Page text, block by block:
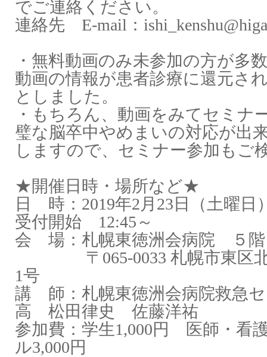
でご連絡ください。
連絡先 E-mail ：
・無料動画のみ未参加の方が多
動画の情報が患者診療に還元さ
としました。
・もちろん、動画をみてセミナ
璧な脳卒中やめまいの対応が出
しますので、セミナー参加もご
★開催日時・場所など★
日 時：‪ 2019年2月 23 日（土曜日
受付開始 ‪ 12:45～
会 場：札幌東徳洲会病院 ５
〒 065-0033 札幌市東区
1号
講 師：札幌東徳洲会病院救急
高 松田律史 佐藤洋祐
参加費：学生1,000円 医師・看
ル3,000円